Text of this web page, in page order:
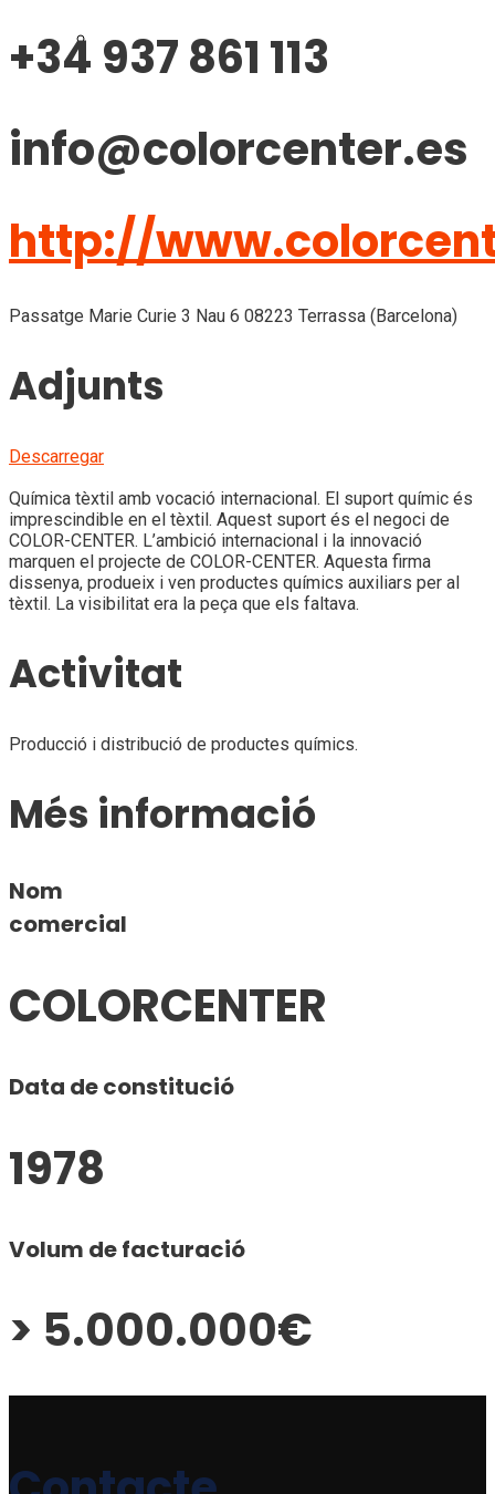
CONTACTE
+34 937 861 113
info@colorcenter.es
http://
Passatge Marie Curie 3 Nau 6 08223 Terrassa (Barcelona)
Adjunts
Descarregar
Química tèxtil amb vocació internacional. El suport químic és
imprescindible en el tèxtil. Aquest suport és el negoci de
COLOR-CENTER. L’ambició internacional i la innovació
marquen el projecte de COLOR-CENTER. Aquesta firma
dissenya, produeix i ven productes químics auxiliars per al
tèxtil. La visibilitat era la peça que els faltava.
Activitat
Producció i distribució de productes químics.
Més informació
Nom
comercial
COLORCENTER
Data de constitució
1978
Volum de facturació
> 5.000.000€